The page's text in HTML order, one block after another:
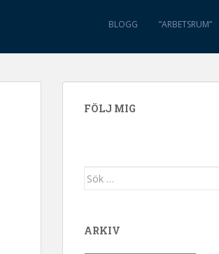
BLOGG ”ARBETSRUM”
FÖLJ MIG
Sök efter:
ARKIV